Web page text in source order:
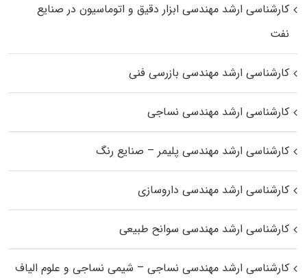
کارشناسی ارشد مهندسی ابزار دقیق و اتوماسیون در صنایع
نفت
کارشناسی ارشد مهندسی بازرسی فنی
کارشناسی ارشد مهندسی نساجی
کارشناسی ارشد مهندسی پلیمر – صنایع رنگ
کارشناسی ارشد مهندسی داروسازی
کارشناسی ارشد مهندسی سوانح طبیعی
کارشناسی ارشد مهندسی نساجی – شیمی نساجی و علوم الیاف